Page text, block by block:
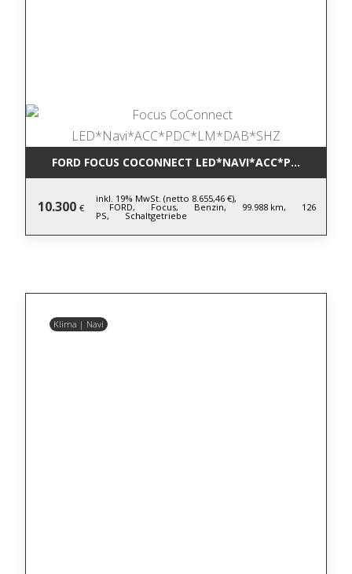
FORD FOCUS COCONNECT
10.300 €
inkl. 19% MwSt. (netto 8.655,46 €),
FORD, Focus, Benzin, 99.988 km, 126
PS, Schaltgetriebe
Klima | Navi